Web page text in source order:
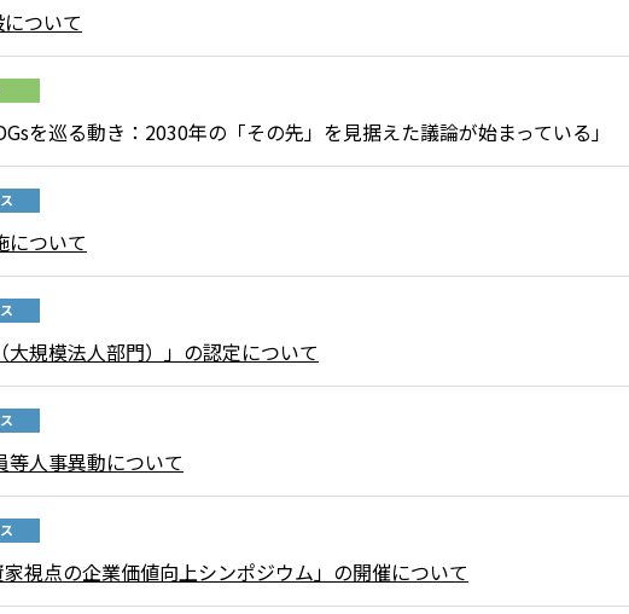
ついて
を巡る動き：2030年の「その先」を見据えた議論が始まっている」
について
大規模法人部門）」の認定について
人事異動について
視点の企業価値向上シンポジウム」の開催について